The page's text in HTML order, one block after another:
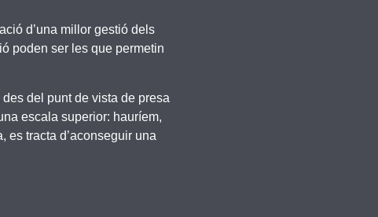
d’una millor gestió dels
poden ser les que permetin
del punt de vista de presa
escala superior: hauríem,
es tracta d’aconseguir una